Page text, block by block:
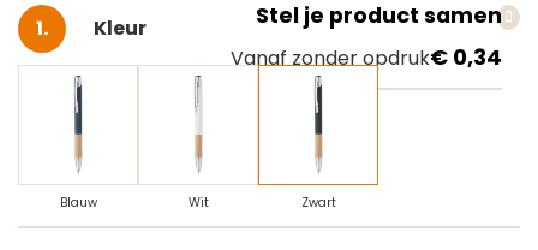
Stel je product samen
Vanaf zonder opdruk€ 0,34
Selecteer
Kleur
Blauw Wit Zwart